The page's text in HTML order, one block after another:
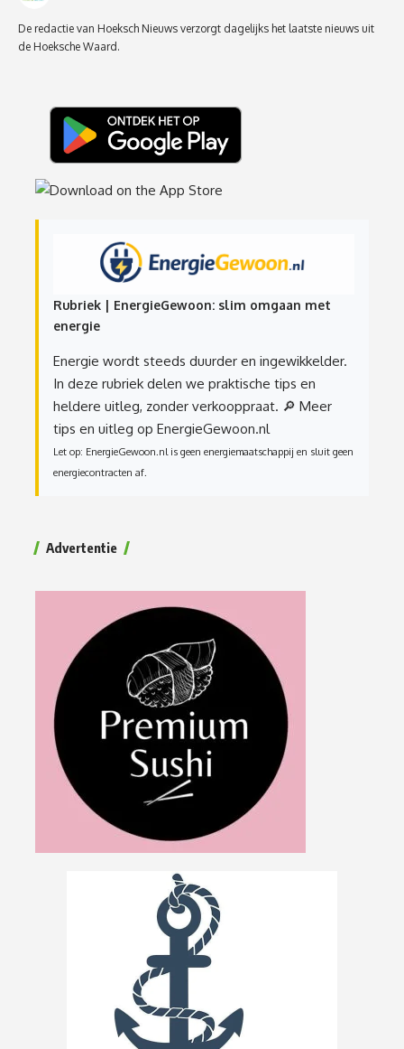
De redactie van Hoeksch Nieuws verzorgt dagelijks het laatste nieuws uit
de Hoeksche Waard.
Rubriek | EnergieGewoon: slim omgaan met
energie
Energie wordt steeds duurder en ingewikkelder.
In deze rubriek delen we praktische tips en
heldere uitleg, zonder verkooppraat. 🔎 Meer
tips en uitleg op EnergieGewoon.nl
Let op: EnergieGewoon.nl is geen energiemaatschappij en sluit geen
energiecontracten af.
Advertentie